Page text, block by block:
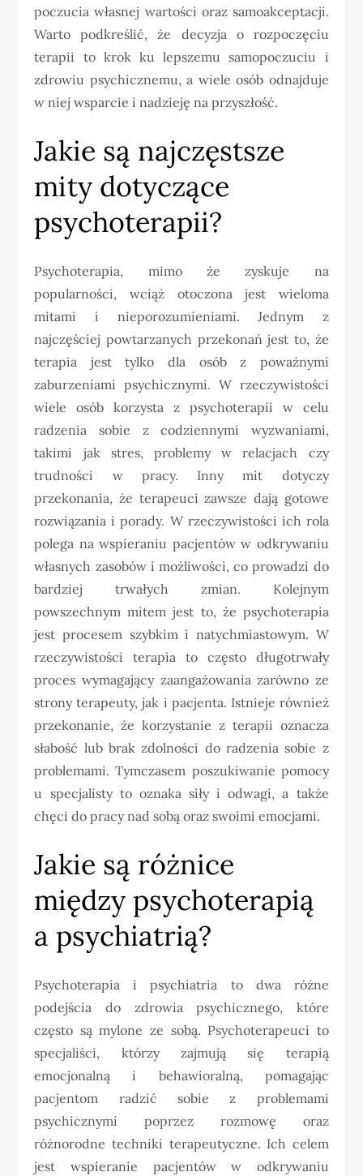
poczucia własnej wartości oraz samoakceptacji.
Warto podkreślić, że decyzja o rozpoczęciu
terapii to krok ku lepszemu samopoczuciu i
zdrowiu psychicznemu, a wiele osób odnajduje
w niej wsparcie i nadzieję na przyszłość.
Jakie są najczęstsze
mity dotyczące
psychoterapii?
Psychoterapia, mimo że zyskuje na
popularności, wciąż otoczona jest wieloma
mitami i nieporozumieniami. Jednym z
najczęściej powtarzanych przekonań jest to, że
terapia jest tylko dla osób z poważnymi
zaburzeniami psychicznymi. W rzeczywistości
wiele osób korzysta z psychoterapii w celu
radzenia sobie z codziennymi wyzwaniami,
takimi jak stres, problemy w relacjach czy
trudności w pracy. Inny mit dotyczy
przekonania, że terapeuci zawsze dają gotowe
rozwiązania i porady. W rzeczywistości ich rola
polega na wspieraniu pacjentów w odkrywaniu
własnych zasobów i możliwości, co prowadzi do
bardziej trwałych zmian. Kolejnym
powszechnym mitem jest to, że psychoterapia
jest procesem szybkim i natychmiastowym. W
rzeczywistości terapia to często długotrwały
proces wymagający zaangażowania zarówno ze
strony terapeuty, jak i pacjenta. Istnieje również
przekonanie, że korzystanie z terapii oznacza
słabość lub brak zdolności do radzenia sobie z
problemami. Tymczasem poszukiwanie pomocy
u specjalisty to oznaka siły i odwagi, a także
chęci do pracy nad sobą oraz swoimi emocjami.
Jakie są różnice
między psychoterapią
a psychiatrią?
Psychoterapia i psychiatria to dwa różne
podejścia do zdrowia psychicznego, które
często są mylone ze sobą. Psychoterapeuci to
specjaliści, którzy zajmują się terapią
emocjonalną i behawioralną, pomagając
pacjentom radzić sobie z problemami
psychicznymi poprzez rozmowę oraz
różnorodne techniki terapeutyczne. Ich celem
jest wspieranie pacjentów w odkrywaniu